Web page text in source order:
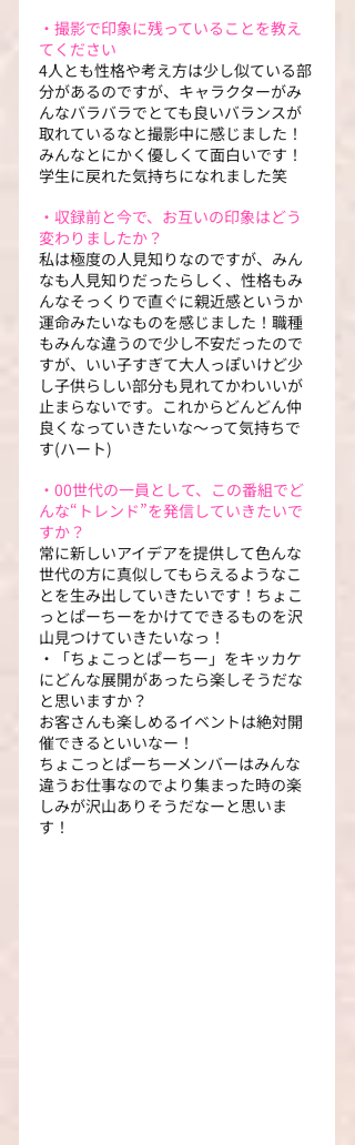
・撮影で印象に残っていることを教え
てください
4人とも性格や考え方は少し似ている部
分があるのですが、キャラクターがみ
んなバラバラでとても良いバランスが
取れているなと撮影中に感じました！
みんなとにかく優しくて面白いです！
学生に戻れた気持ちになれました笑
・収録前と今で、お互いの印象はどう
変わりましたか？
私は極度の人見知りなのですが、みん
なも人見知りだったらしく、性格もみ
んなそっくりで直ぐに親近感というか
運命みたいなものを感じました！職種
もみんな違うので少し不安だったので
すが、いい子すぎて大人っぽいけど少
し子供らしい部分も見れてかわいいが
止まらないです。これからどんどん仲
良くなっていきたいな～って気持ちで
す(ハート)
・00世代の一員として、この番組でど
んな“トレンド”を発信していきたいで
すか？
常に新しいアイデアを提供して色んな
世代の方に真似してもらえるようなこ
とを生み出していきたいです！ちょこ
っとぱーちーをかけてできるものを沢
山見つけていきたいなっ！
・「ちょこっとぱーちー」をキッカケ
にどんな展開があったら楽しそうだな
と思いますか？
お客さんも楽しめるイベントは絶対開
催できるといいなー！
ちょこっとぱーちーメンバーはみんな
違うお仕事なのでより集まった時の楽
しみが沢山ありそうだなーと思いま
す！